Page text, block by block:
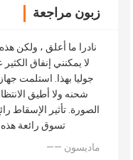
زبون مراجعة
نادرا ما أعلق ، ولكن
لا يمكنني إنفاق
جوليا بهذا. استلمت
شحنه ولا أطيق
الصورة. تأثير الإسقاط
تسوق رائعة هذه
—— ماديسون